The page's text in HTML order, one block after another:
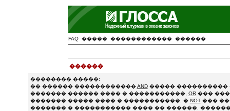
FAQ ����� ������������ ������
������
�������� �����:
�� ������ ������������AND����� ����������
������� ������ ���� � �����������, OR���
������� ����� ���� � �����������, � NOT���
������� � ����������� ���� �� ������.